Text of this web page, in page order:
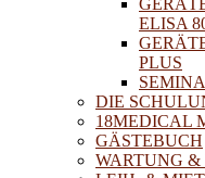
ELISA
PLUS
DIE
18MEDICAL
GÄSTEBUCH
WARTUNG &